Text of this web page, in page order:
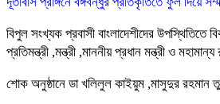
বিপুল সংখ্যক প্রবাসী বাংলাদেশীদের উপস্থিতিতে
প্রতিমন্ত্রী ,মন্ত্রী ,মাননীয় প্রধান মন্ত্রী ও
শোক অনুষ্ঠানে ডা খলিলুল কাইয়ুম ,মাসুদুর রহমান